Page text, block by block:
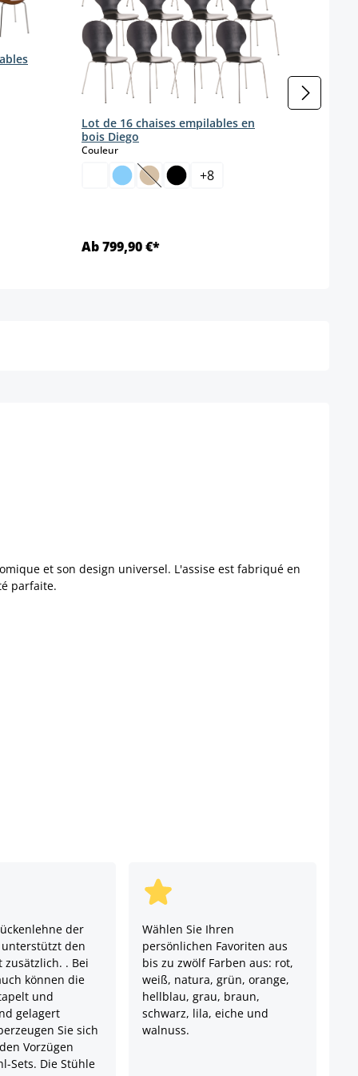
Lot de 16 chaises empilables en
bois Diego
Couleurselect
(Cette option n'est pas disponible
+8
Ab 799,90 €*
et son design universel. L'assise est fabriqué en
parfaite.
der
den
zusätzlich. . Bei
können die
und
gelagert
Sie sich
Vorzügen
Sets. Die Stühle
Wählen Sie Ihren
persönlichen Favoriten aus
bis zu zwölf Farben aus: rot,
weiß, natura, grün, orange,
hellblau, grau, braun,
schwarz, lila, eiche und
walnuss.